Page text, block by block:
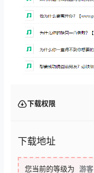
下载权限
下载地址
您当前的等级为 游客